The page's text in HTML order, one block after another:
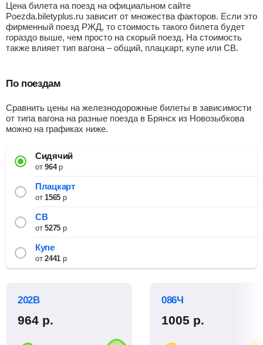
Цена билета на поезд на официальном сайте
Poezda.biletyplus.ru зависит от множества факторов. Если это
фирменный поезд РЖД, то стоимость такого билета будет
гораздо выше, чем просто на скорый поезд. На стоимость
также влияет тип вагона – общий, плацкарт, купе или СВ.
По поездам
Сравнить цены на железнодорожные билеты в зависимости
от типа вагона на разные поезда в Брянск из Новозыбкова
можно на графиках ниже.
Сидячий
от964р
Плацкарт
от1565р
СВ
от5275р
Купе
от2441р
202В
964 р.
086Ч
1005 р.